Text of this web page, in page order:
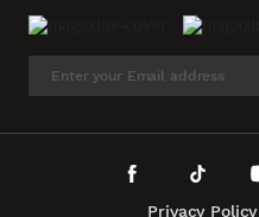
Privacy Policy